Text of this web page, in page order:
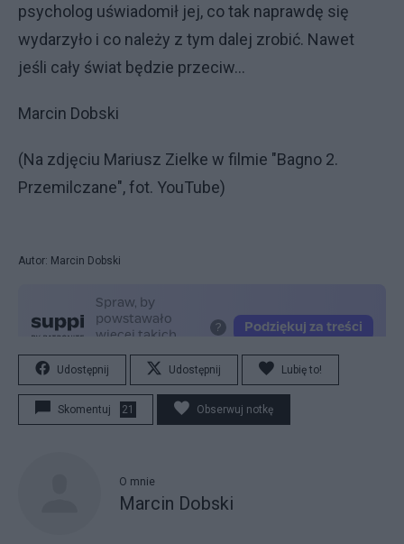
psycholog uświadomił jej, co tak naprawdę się
wydarzyło i co należy z tym dalej zrobić. Nawet
jeśli cały świat będzie przeciw...
Marcin Dobski
(Na zdjęciu Mariusz Zielke w filmie "Bagno 2.
Przemilczane", fot. YouTube)
Autor: Marcin Dobski
Udostępnij Udostępnij Lubię to!
Skomentuj 21 Obserwuj notkę
O mnie
Marcin Dobski